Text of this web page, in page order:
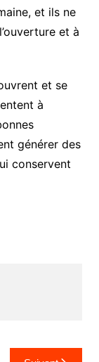
et ils ne
et à
et se
à
générer des
conservent